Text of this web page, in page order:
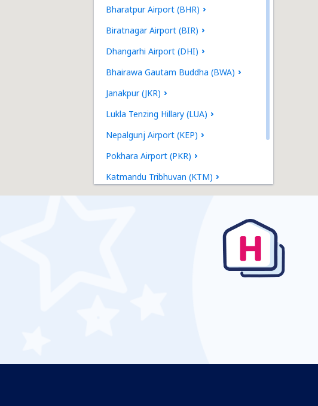
Bharatpur Airport (BHR)
Biratnagar Airport (BIR)
Dhangarhi Airport (DHI)
Bhairawa Gautam Buddha (BWA)
Janakpur (JKR)
Lukla Tenzing Hillary (LUA)
Nepalgunj Airport (KEP)
Pokhara Airport (PKR)
Katmandu Tribhuvan (KTM)
Tumlingtar Airport (TMI)